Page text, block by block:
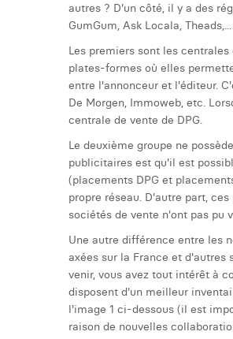
autres ? D'un côté, il y a des
GumGum, Ask Locala, Theads,...
Les premiers sont les
plates-formes où elles
entre l'annonceur et l'éditeur.
De Morgen, Immoweb, etc.
centrale de vente de DPG.
Le deuxième groupe ne
publicitaires est qu'il est
(placements DPG et
propre réseau. D'autre part,
sociétés de vente n'ont pas pu
Une autre différence entre les
axées sur la France et d'autres
venir, vous avez tout intérêt à
disposent d'un meilleur
l'image 1 ci-dessous (il est
raison de nouvelles